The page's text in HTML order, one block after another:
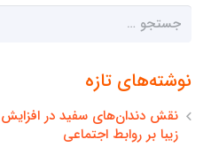
جستجو
نوشته‌های تازه
نقش دندان‌های سفید در افزایش
زیبا بر روابط اجتماعی